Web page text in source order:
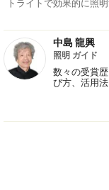
トライトで効果的に照
中島 龍興
照明 ガイド
数々の受賞
び方、活用